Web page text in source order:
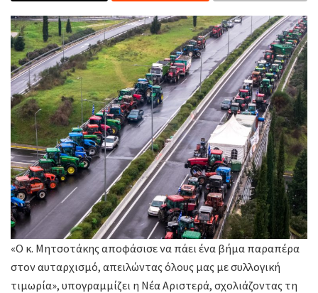
«Ο κ. Μητσοτάκης αποφάσισε να πάει ένα βήμα παραπέρα
στον αυταρχισμό, απειλώντας όλους μας με συλλογική
τιμωρία», υπογραμμίζει η Νέα Αριστερά, σχολιάζοντας τη